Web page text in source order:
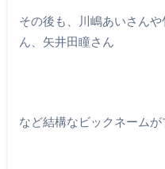
その後も、川嶋あいさん
ん、矢井田瞳さん
など結構なビックネームが